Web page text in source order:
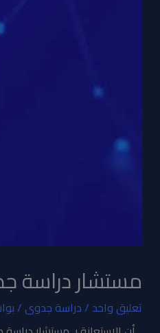
مستشار دراسة
تعليق واحد /دراسة جدوى/